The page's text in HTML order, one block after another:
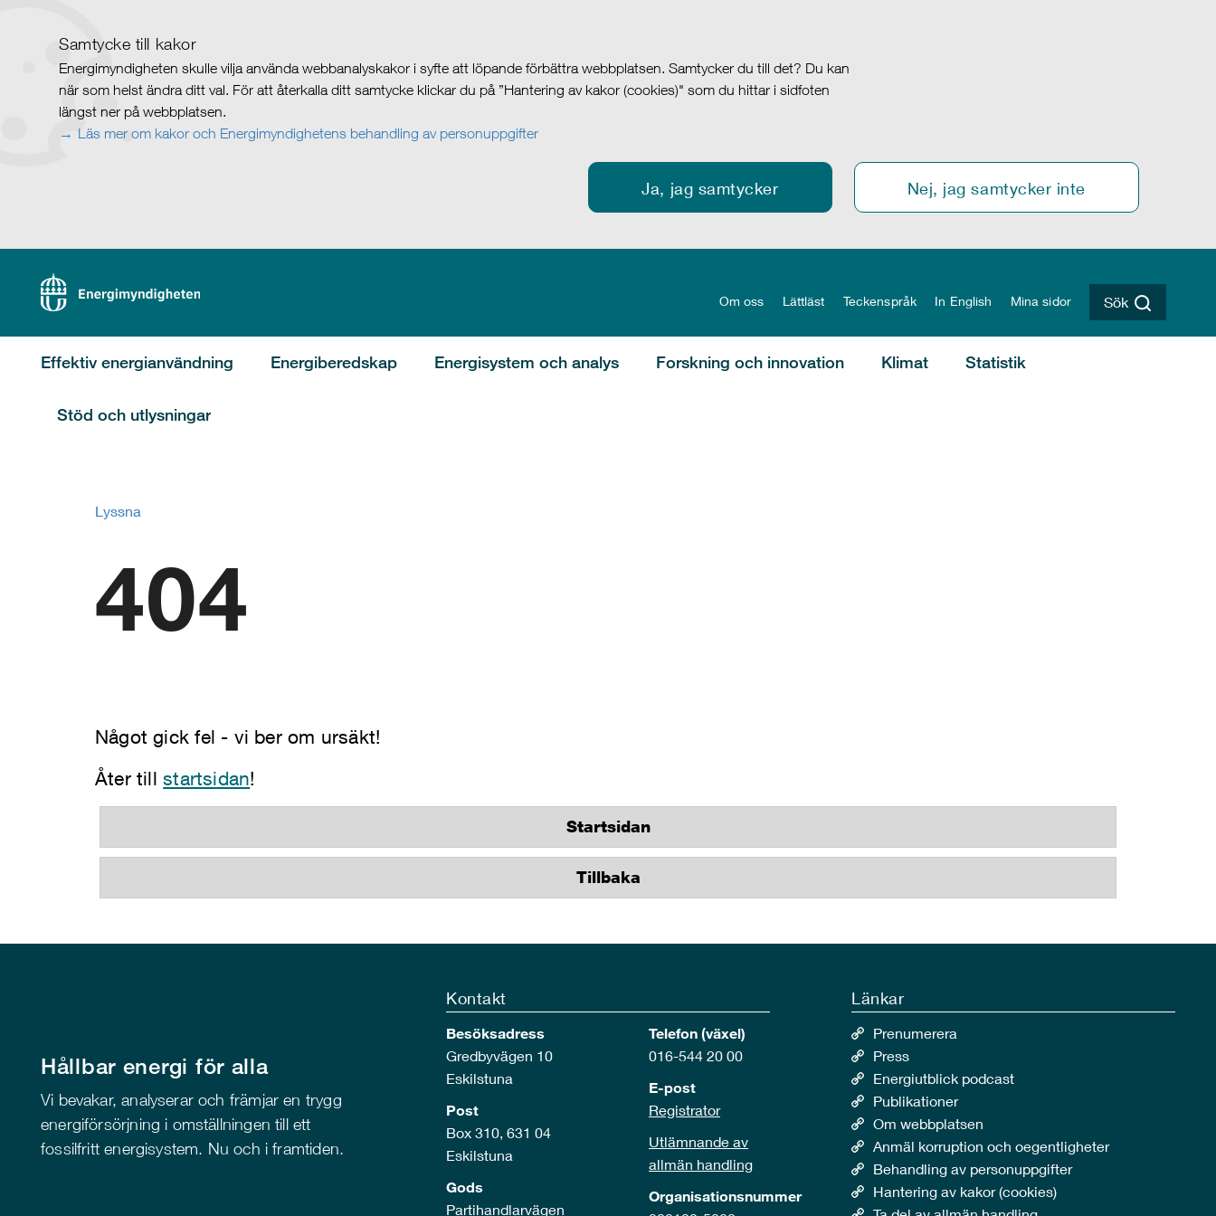
Samtycke till kakor
Energimyndigheten skulle vilja använda webbanalyskakor i syfte att löpande förbättra webbplatsen. Samtycker du till det? Du kan
när som helst ändra ditt val. För att återkalla ditt samtycke klickar du på ”Hantering av kakor (cookies)" som du hittar i sidfoten
längst ner på webbplatsen.
Läs mer om kakor och Energimyndighetens behandling av personuppgifter
Ja, jag samtycker Nej, jag samtycker inte
Om oss Lättläst Teckenspråk In English Mina sidor Sök
Effektiv energianvändning Energiberedskap Energisystem och analys Forskning och innovation Klimat Statistik
Stöd och utlysningar
Lyssna
404
Något gick fel - vi ber om ursäkt!
Åter tillstartsidan!
Startsidan
Tillbaka
Hållbar energi för alla
Vi bevakar, analyserar och främjar en trygg
energiförsörjning i omställningen till ett
fossilfritt energisystem. Nu och i framtiden.
Kontakt
Besöksadress
Gredbyvägen 10
Eskilstuna
Post
Box 310, 631 04
Eskilstuna
Gods
Partihandlarvägen
Telefon (växel)
016-544 20 00
E-post
Registrator
Utlämnande av
allmän handling
Organisationsnummer
Länkar
Prenumerera
Press
Energiutblick podcast
Publikationer
Om webbplatsen
Anmäl korruption och oegentligheter
Behandling av personuppgifter
Hantering av kakor (cookies)